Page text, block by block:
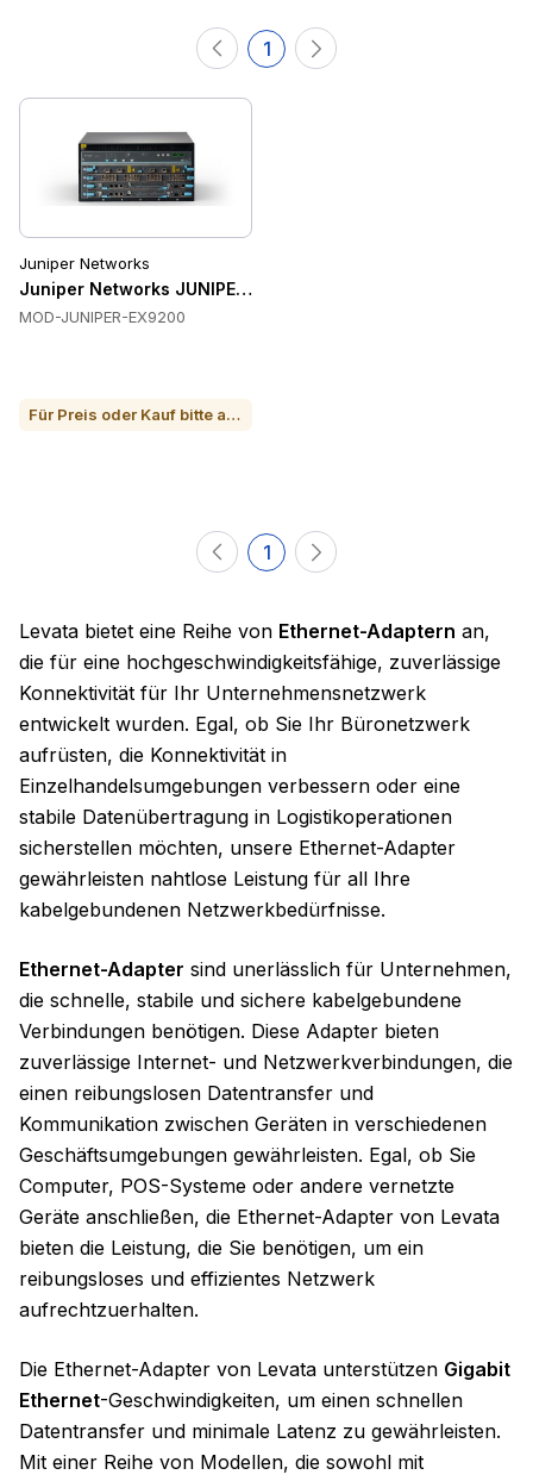
1
Juniper Networks
Juniper Networks JUNIPER-EX9200 Ethernet-Adapter
MOD-JUNIPER-EX9200
Für Preis oder Kauf bitte anrufen
1
Levata bietet eine Reihe von Ethernet-Adaptern an,
die für eine hochgeschwindigkeitsfähige, zuverlässige
Konnektivität für Ihr Unternehmensnetzwerk
entwickelt wurden. Egal, ob Sie Ihr Büronetzwerk
aufrüsten, die Konnektivität in
Einzelhandelsumgebungen verbessern oder eine
stabile Datenübertragung in Logistikoperationen
sicherstellen möchten, unsere Ethernet-Adapter
gewährleisten nahtlose Leistung für all Ihre
kabelgebundenen Netzwerkbedürfnisse.
Ethernet-Adapter sind unerlässlich für Unternehmen,
die schnelle, stabile und sichere kabelgebundene
Verbindungen benötigen. Diese Adapter bieten
zuverlässige Internet- und Netzwerkverbindungen, die
einen reibungslosen Datentransfer und
Kommunikation zwischen Geräten in verschiedenen
Geschäftsumgebungen gewährleisten. Egal, ob Sie
Computer, POS-Systeme oder andere vernetzte
Geräte anschließen, die Ethernet-Adapter von Levata
bieten die Leistung, die Sie benötigen, um ein
reibungsloses und effizientes Netzwerk
aufrechtzuerhalten.
Die Ethernet-Adapter von Levata unterstützen Gigabit
Ethernet-Geschwindigkeiten, um einen schnellen
Datentransfer und minimale Latenz zu gewährleisten.
Mit einer Reihe von Modellen, die sowohl mit